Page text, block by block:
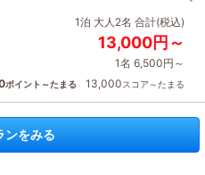
1泊 大人2名 合計(税込)
13,000円～
1名 6,500円～
ポイント～たまる 13,000スコア～たまる
ンをみる